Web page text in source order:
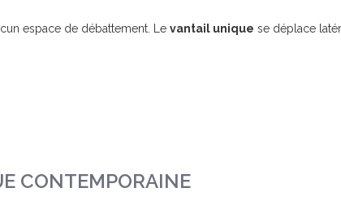
espace de débattement. Le vantail unique se déplace
CONTEMPORAINE